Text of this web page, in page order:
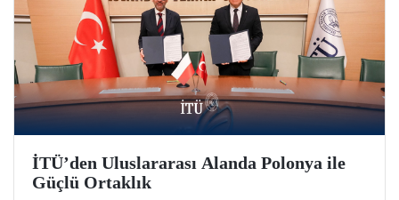
İTÜ’den Uluslararası Alanda Polonya ile
Güçlü Ortaklık